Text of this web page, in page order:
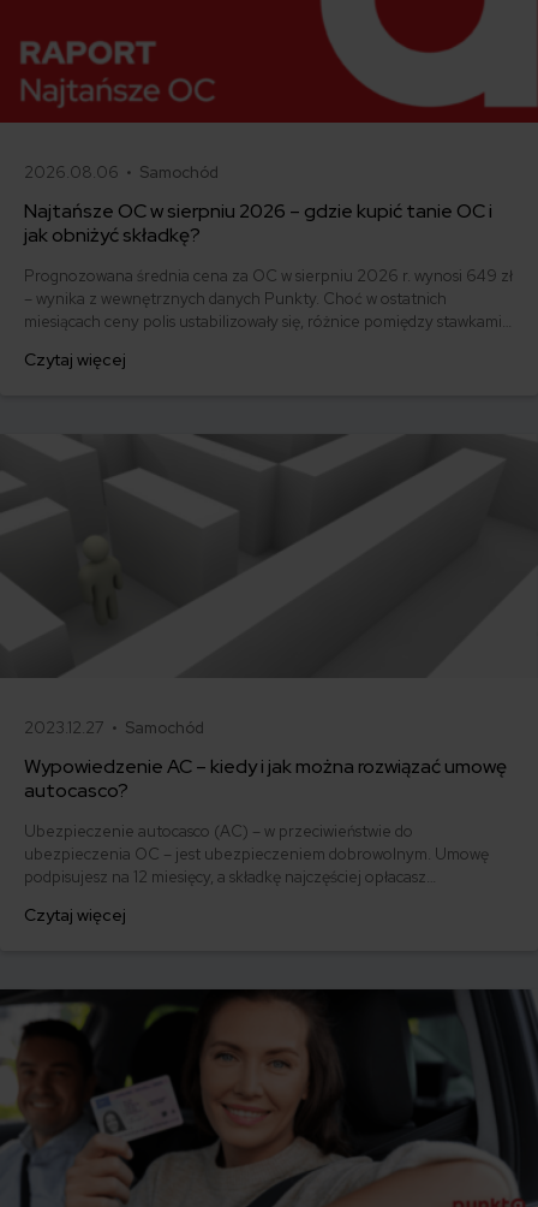
2026.08.06 • Samochód
Najtańsze OC w sierpniu 2026 – gdzie kupić tanie OC i
jak obniżyć składkę?
Prognozowana średnia cena za OC w sierpniu 2026 r. wynosi 649 zł
– wynika z wewnętrznych danych Punkty. Choć w ostatnich
miesiącach ceny polis ustabilizowały się, różnice pomiędzy stawkami
500 zł, inni – powyżej 1500 zł. Gdzie znaleźć najtańsze OC w Polsce
Czytaj więcej
2023.12.27 • Samochód
Wypowiedzenie AC – kiedy i jak można rozwiązać umowę
autocasco?
Ubezpieczenie autocasco (AC) – w przeciwieństwie do
ubezpieczenia OC – jest ubezpieczeniem dobrowolnym. Umowę
podpisujesz na 12 miesięcy, a składkę najczęściej opłacasz
ofertę lub zdecydowałeś się sprzedać samochód w trakcie trwania
Czytaj więcej